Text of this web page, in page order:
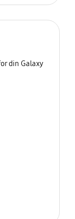
din Galaxy